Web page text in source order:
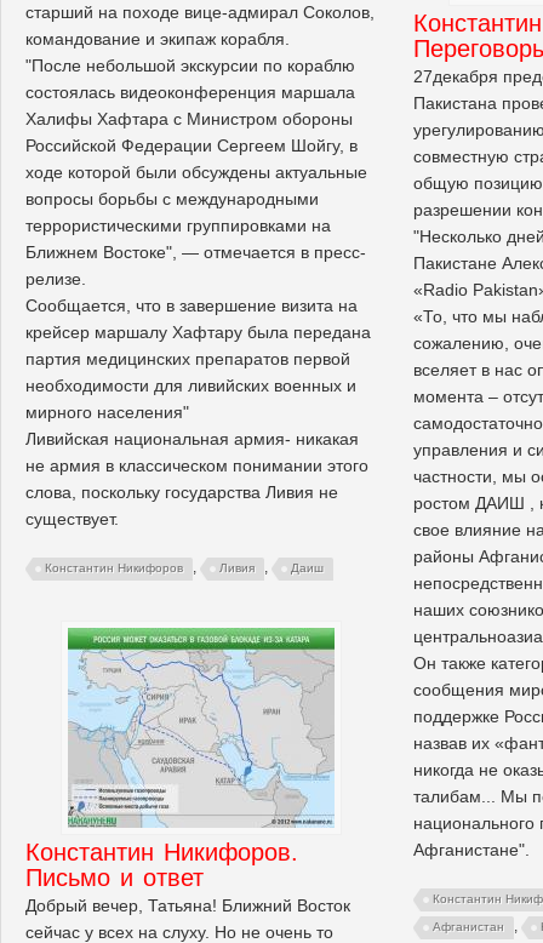
старший на походе вице-адмирал Соколов,
командование и экипаж корабля.
"После небольшой экскурсии по кораблю
состоялась видеоконференция маршала
Халифы Хафтара с Министром обороны
Российской Федерации Сергеем Шойгу, в
ходе которой были обсуждены актуальные
вопросы борьбы с международными
террористическими группировками на
Ближнем Востоке", — отмечается в пресс-
релизе.
Сообщается, что в завершение визита на
крейсер маршалу Хафтару была передана
партия медицинских препаратов первой
необходимости для ливийских военных и
мирного населения"
Ливийская национальная армия- никакая
не армия в классическом понимании этого
слова, поскольку государства Ливия не
существует.
Константин Никифоров , Ливия , Даиш
27декабря
Пакистана
совместную
общую
разрешении
"Несколько
Пакистане
«Radio
«То, что мы
сожалению,
вселяет в нас
момента –
управления и
частности, мы
ростом ДАИШ ,
свое влияние
районы
наших
Он также
сообщения
поддержке
назвав их
никогда не
талибам... Мы
Афганистане".
Константин
Афганистан ,
Константин Никифоров.
Письмо и ответ
Добрый вечер, Татьяна! Ближний Восток
сейчас у всех на слуху. Но не очень то